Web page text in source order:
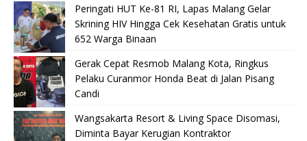
Peringati HUT Ke-81 RI, Lapas Malang Gelar
Skrining HIV Hingga Cek Kesehatan Gratis untuk
652 Warga Binaan
Gerak Cepat Resmob Malang Kota, Ringkus
Pelaku Curanmor Honda Beat di Jalan Pisang
Candi
Wangsakarta Resort & Living Space Disomasi,
Diminta Bayar Kerugian Kontraktor